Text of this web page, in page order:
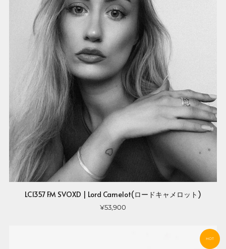
LC1357 FM SVOXD | Lord Camelot(ロードキャメロット)
¥53,900
HOT